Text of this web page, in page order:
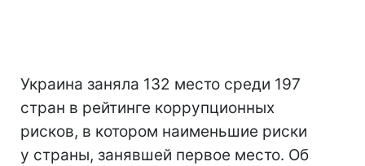
Украина заняла 132 место среди 197
стран в рейтинге коррупционных
рисков, в котором наименьшие риски
у страны, занявшей первое место. Об